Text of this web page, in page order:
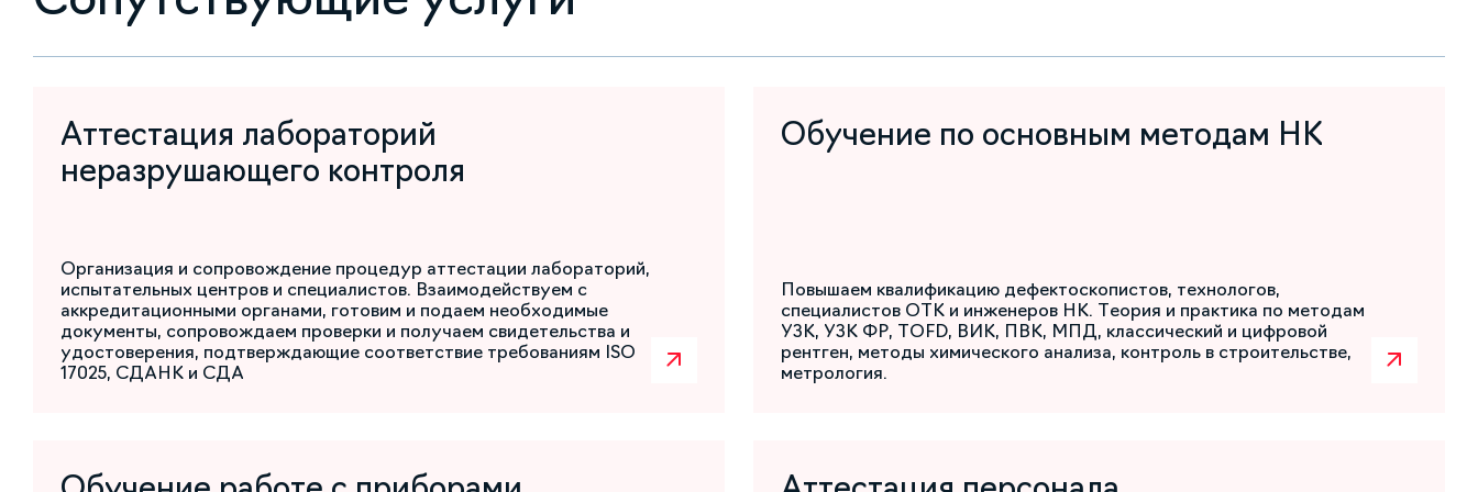
Аттестация лабораторий
неразрушающего контроля
Организация и сопровождение процедур аттестации лабораторий,
испытательных центров и специалистов. Взаимодействуем с
аккредитационными органами, готовим и подаем необходимые
документы, сопровождаем проверки и получаем свидетельства и
удостоверения, подтверждающие соответствие требованиям ISO
17025, СДАНК и СДА
Обучение по основным методам НК
Повышаем квалификацию дефектоскопистов, технологов,
специалистов ОТК и инженеров НК. Теория и практика по методам
УЗК, УЗК ФР, TOFD, ВИК, ПВК, МПД, классический и цифровой
рентген, методы химического анализа, контроль в строительстве,
метрология.